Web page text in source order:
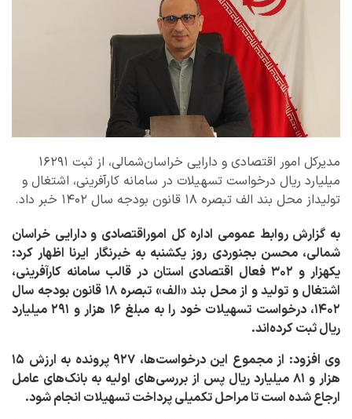
مدیرکل امور اقتصادی و دارایی خراسان‌شمالی، از ثبت ۱۶۲۹۱
میلیارد ریال درخواست تسهیلات در سامانه کارآفرینی، اشتغال و
تولیداز محل بند الف تبصره ۱۸ قانون بودجه سال ۱۴۰۲ خبر داد.
به گزارش روابط عمومی اداره کل اموراقتصادی و دارایی خراسان
شمالی، محسن بجنوردی روز یکشنبه به خبرنگار ایرنا اظهار کرد:
یکهزار و ۳۰۲ فعال اقتصادی استان در قالب سامانه کارآفرینی،
اشتغال و تولید و از محل بند «الف» تبصره ۱۸ قانون بودجه سال
۱۴۰۲، درخواست تسهیلات خود را به مبلغ ۱۶ هزار و ۲۹۱ میلیارد
ریال ثبت کرده‌اند.
وی افزود: از مجموع این درخواست‌ها، ۹۲۷ پرونده به ارزش ۱۵
هزار و ۸۱ میلیارد ریال پس از بررسی‌های اولیه به بانک‌های عامل
ارجاع شده است تا مراحل تکمیلی پرداخت تسهیلات انجام شود.